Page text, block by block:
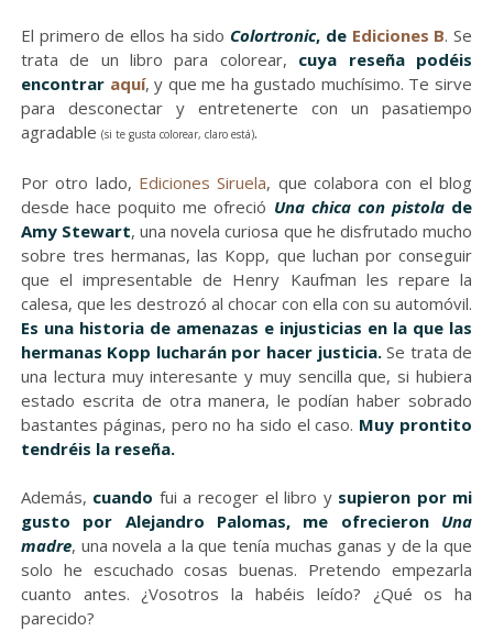
El primero de ellos ha sido Colortronic, de Ediciones B. Se
trata de un libro para colorear, cuya reseña podéis
encontrar aquí, y que me ha gustado muchísimo. Te sirve
para desconectar y entretenerte con un pasatiempo
agradable (si te gusta colorear, claro está).
Por otro lado, Ediciones Siruela, que colabora con el blog
desde hace poquito me ofreció Una chica con pistolade
Amy Stewart, una novela curiosa que he disfrutado mucho
sobre tres hermanas, las Kopp, que luchan por conseguir
que el impresentable de Henry Kaufman les repare la
calesa, que les destrozó al chocar con ella con su automóvil.
Es una historia de amenazas e injusticias en la que las
hermanas Kopp lucharán por hacer justicia.Se trata de
una lectura muy interesante y muy sencilla que, si hubiera
estado escrita de otra manera, le podían haber sobrado
bastantes páginas, pero no ha sido el caso. Muy prontito
tendréis la reseña.
Además, cuando fui a recoger el libro ysupieron por mi
gusto por Alejandro Palomas, me ofrecieron Una
madre, una novela a la que tenía muchas ganas y de la que
solo he escuchado cosas buenas. Pretendo empezarla
cuanto antes. ¿Vosotros la habéis leído? ¿Qué os ha
parecido?